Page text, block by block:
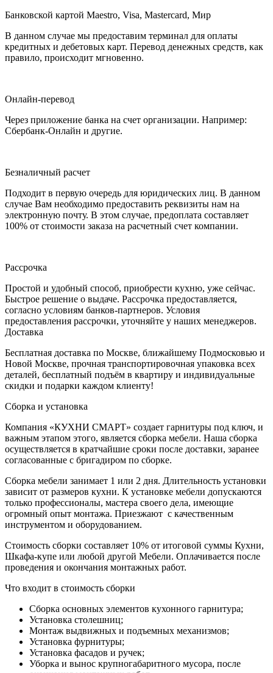
Банковской картой Maestro, Visa, Mastercard, Мир
В данном случае мы предоставим терминал для оплаты
кредитных и дебетовых карт. Перевод денежных средств, как
правило, происходит мгновенно.
Онлайн-перевод
Через приложение банка на счет организации. Например:
Сбербанк-Онлайн и другие.
Безналичный расчет
Подходит в первую очередь для юридических лиц. В данном
случае Вам необходимо предоставить реквизиты нам на
электронную почту. В этом случае, предоплата составляет
100% от стоимости заказа на расчетный счет компании.
Рассрочка
Простой и удобный способ, приобрести кухню, уже сейчас.
Быстрое решение о выдаче. Рассрочка предоставляется,
согласно условиям банков-партнеров. Условия
предоставления рассрочки, уточняйте у наших менеджеров.
Доставка
Бесплатная доставка по Москве, ближайшему Подмосковью и
Новой Москве, прочная транспортировочная упаковка всех
деталей, бесплатный подъём в квартиру и индивидуальные
скидки и подарки каждом клиенту!
Сборка и установка
Компания «КУХНИ СМАРТ» создает гарнитуры под ключ, и
важным этапом этого, является сборка мебели. Наша сборка
осуществляется в кратчайшие сроки после доставки, заранее
согласованные с бригадиром по сборке.
Сборка мебели занимает 1 или 2 дня. Длительность установки
зависит от размеров кухни. К установке мебели допускаются
только профессионалы, мастера своего дела, имеющие
огромный опыт монтажа. Приезжают с качественным
инструментом и оборудованием.
Стоимость сборки составляет 10% от итоговой суммы Кухни,
Шкафа-купе или любой другой Мебели. Оплачивается после
проведения и окончания монтажных работ.
Что входит в стоимость сборки
Сборка основных элементов кухонного гарнитура;
Установка столешниц;
Монтаж выдвижных и подъемных механизмов;
Установка фурнитуры;
Установка фасадов и ручек;
Уборка и вынос крупногабаритного мусора, после